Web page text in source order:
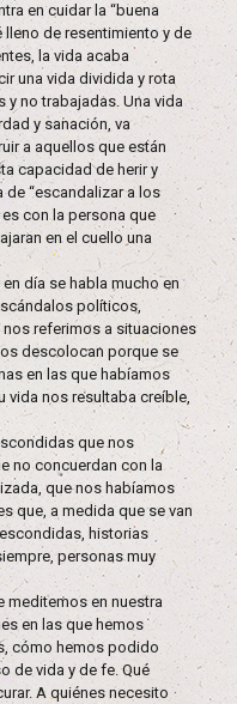
en cuidar la “buena
lleno de resentimiento y de
la vida acaba
una vida dividida y rota
no trabajadas. Una vida
y sanación, va
a aquellos que están
capacidad de herir y
de “escandalizar a los
con la persona que
en el cuello una
día se habla mucho en
políticos,
referimos a situaciones
descolocan porque se
en las que habíamos
vida nos resultaba creíble,
que nos
no concuerdan con la
que nos habíamos
que, a medida que se van
historias
personas muy
meditemos en nuestra
en las que hemos
cómo hemos podido
de vida y de fe. Qué
A quiénes necesito